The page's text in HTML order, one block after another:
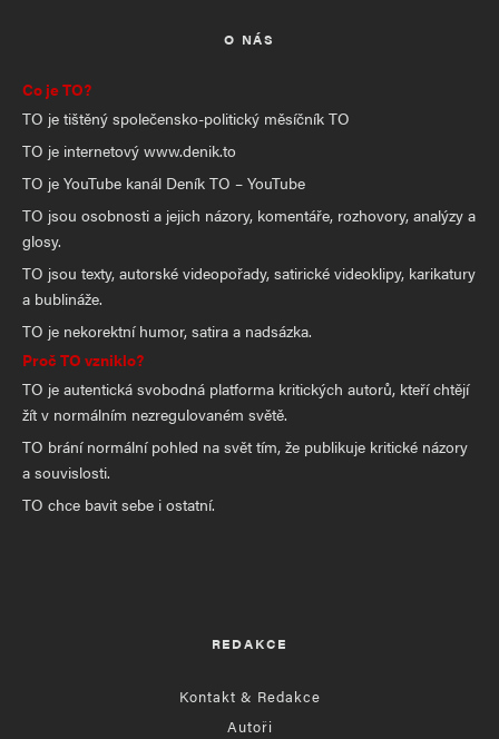
O NÁS
Co je TO?
TO je tištěný společensko-politický měsíčník TO
TO je internetový www.denik.to
TO je YouTube kanál Deník TO – YouTube
TO jsou osobnosti a jejich názory, komentáře, rozhovory, analýzy a
glosy.
TO jsou texty, autorské videopořady, satirické videoklipy, karikatury
a bublináže.
TO je nekorektní humor, satira a nadsázka.
Proč TO vzniklo?
TO je autentická svobodná platforma kritických autorů, kteří chtějí
žít v normálním nezregulovaném světě.
TO brání normální pohled na svět tím, že publikuje kritické názory
a souvislosti.
TO chce bavit sebe i ostatní.
REDAKCE
Kontakt & Redakce
Autoři